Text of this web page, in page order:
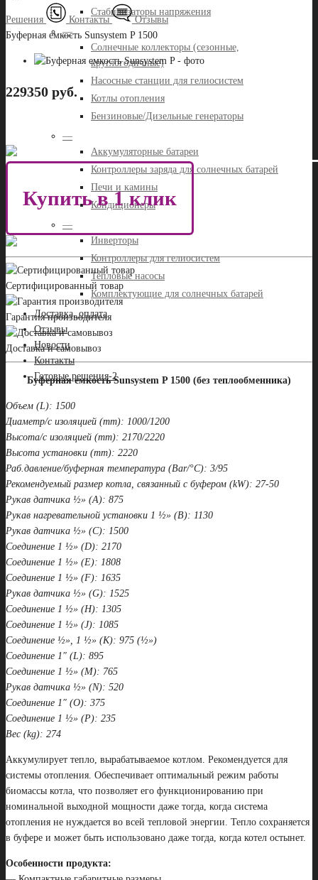
Стабилизаторы напряжения
—
Солнечные коллекторы (сезонные,
круглогодичные)
Насосные станции для гелиосистем
Котлы отопления
Бензиновые/Дизельные генераторы
—
Аккумуляторные батареи
Контроллеры заряда для солнечных батарей
Печи и камины
Кондиционеры
—
Инверторы
Контроллеры для гелиосистем
Тепловые насосы
Комплектующие для солнечных батарей
Доставка, оплата
Отзывы
Новости
Контакты
Готовые решения-2
Решения Контакты
Отзывы
Буферная емкость Sunsystem P 1500
229350 руб.
Купить в 1 клик
Сертифицированный товар
Гарантия производителя
Доставка и самовывоз
Буферная емкость Sunsystem P 1500 (без теплообменника)
Объем (L): 1500
Диаметр/с изоляцией (mm): 1000/1200
Высота/с изоляцией (mm): 2170/2220
Высота установки (mm): 2220
Раб.давление/буферная температура (Bar/°C): 3/95
Рекомендуемый размер котла, связанный с буфером (kW): 27-50
Рукав датчика ½» (A): 875
Рукав нагревательной установки 1 ½» (B): 1130
Рукав датчика ½» (С): 1500
Соединение 1 ½» (D): 2170
Соединение 1 ½» (E): 1808
Соединение 1 ½» (F): 1635
Рукав датчика ½» (G): 1525
Соединение 1 ½» (H): 1305
Соединение 1 ½» (J): 1085
Соединение ½», 1 ½» (K): 975 (½»)
Соединение 1″ (L): 895
Соединение 1 ½» (M): 765
Рукав датчика ½» (N): 520
Соединение 1″ (O): 375
Соединение 1 ½» (P): 235
Вес (kg): 274
Аккумулирует тепло, вырабатываемое котлом. Рекомендуется для
системы отопления. Обеспечивает оптимальный режим работы
биомассы котла, что позволяет его функционированию при
номинальной выходной мощности даже тогда, когда система
отопления не нуждается во всей тепловой энергии. Тепло сохраняется
в буфере и может быть использовано даже тогда, когда котел остынет.
Особенности продукта: